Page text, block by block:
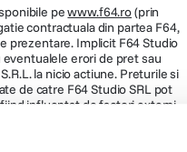
In
modul
pewww.f64.ro(prin
contractuala din partea F64,
prezentare. Implicit F64 Studio
eventualele erori de pret sau
la nicio actiune. Preturile si
de catre F64 Studio SRL pot
influentat de factori externi
sau disponibilitatea
F64 Studio S.R.L. isi